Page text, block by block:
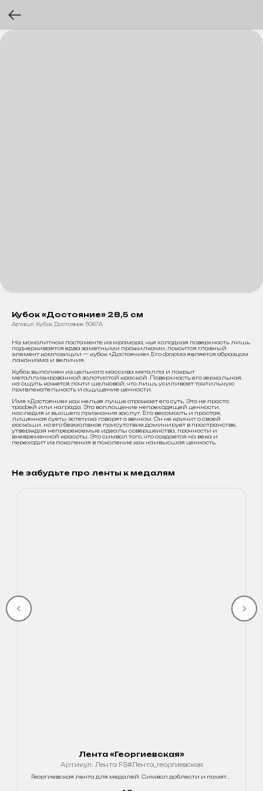
Кубок «Достояние» 28,5 см
Артикул: Кубок Достояние 5067А
На монолитном постаменте из мрамора, чья холодная поверхность лишь
подчеркивается едва заметными прожилками, покоится главный
элемент композиции — кубок «Достояние». Его форма является образцом
лаконизма и величия.
Кубок выполнен из цельного массива металла и покрыт
металлизированной золотистой краской. Поверхность его зеркальная,
на ощупь кажется почти шелковой, что лишь усиливает тактильную
привлекательность и ощущение ценности.
Имя «Достояние» как нельзя лучше отражает его суть. Это не просто
трофей или награда. Это воплощение непреходящей ценности,
наследия и высшего признания заслуг. Его весомость и простая,
лишенная суеты эстетика говорят о вечном. Он не кричит о своей
роскоши, но его безмолвное присутствие доминирует в пространстве,
утверждая непререкаемые идеалы совершенства, прочности и
вневременной красоты. Это символ того, что создается на века и
переходит из поколения в поколение как наивысшая ценность.
Не забудьте про ленты к медалям
Лента «Георгиевская»
Артикул: Лента FS#Лента_георгиевская
Георгиевская лента для медалей. Символ доблести и памяти.